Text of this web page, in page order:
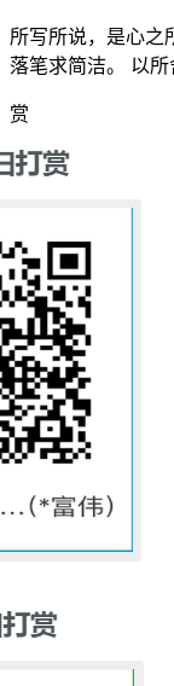
所写所说，是心之
落笔求简洁。 以所
赏